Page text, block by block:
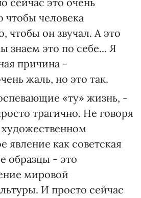
чтобы человека
чтобы он звучал. А это
знаем это по себе... Я
причина -
жаль, но это так.
«ту» жизнь, -
трагично. Не говоря
явление как советская
образцы - это
мировой
И просто сейчас